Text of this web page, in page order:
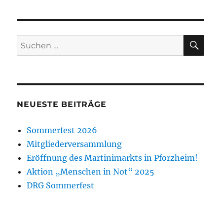
Suche
nach:
NEUESTE BEITRÄGE
Sommerfest 2026
Mitgliederversammlung
Eröffnung des Martinimarkts in Pforzheim!
Aktion „Menschen in Not“ 2025
DRG Sommerfest